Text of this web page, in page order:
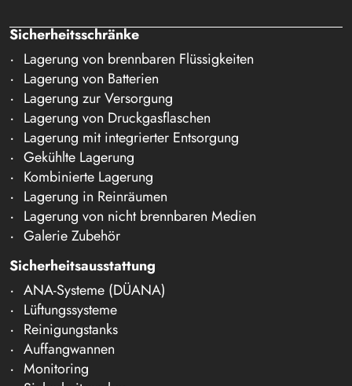
Sicherheitsschränke
Lagerung von brennbaren Flüssigkeiten
Lagerung von Batterien
Lagerung zur Versorgung
Lagerung von Druckgasflaschen
Lagerung mit integrierter Entsorgung
Gekühlte Lagerung
Kombinierte Lagerung
Lagerung in Reinräumen
Lagerung von nicht brennbaren Medien
Galerie Zubehör
Sicherheitsausstattung
ANA-Systeme (DÜANA)
Lüftungssysteme
Reinigungstanks
Auffangwannen
Monitoring